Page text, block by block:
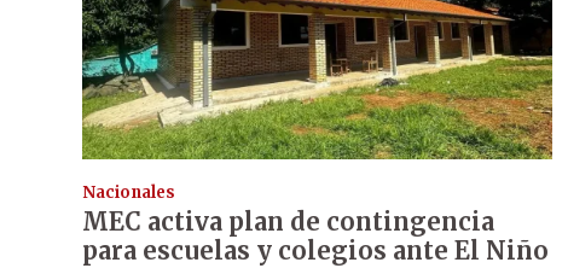
Nacionales
MEC activa plan de contingencia
para escuelas y colegios ante El Niño